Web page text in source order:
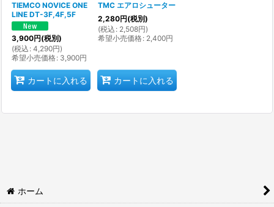
TIEMCO NOVICE ONE
LINE DT-3F,4F,5F
3,900円(税別)
(税込 : 4,290円)
希望小売価格: 3,900円
カートに入れる
TMC エアロシューター
2,280円(税別)
(税込 : 2,508円)
希望小売価格: 2,400円
カートに入れる
ホーム